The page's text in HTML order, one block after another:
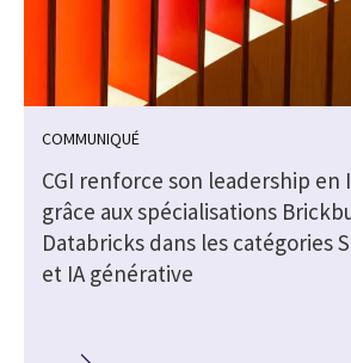
COMMUNIQUÉ
CGI renforce son leadership en
grâce aux spécialisations
Databricks dans les catégories
et IA générative